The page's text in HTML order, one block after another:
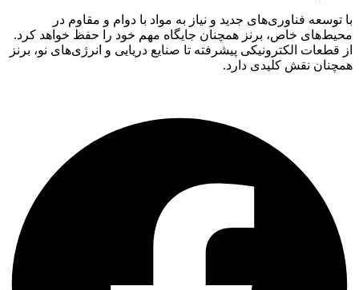
با توسعه فناوری‌های جدید و نیاز به مواد با دوام و مقاوم در
محیط‌های خاص، برنز همچنان جایگاه مهم خود را حفظ خواهد کرد.
از قطعات الکترونیکی پیشرفته تا صنایع دریایی و انرژی‌های نو، برنز
همچنان نقش کلیدی دارد.